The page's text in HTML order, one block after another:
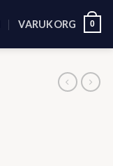
VARUKORG 0